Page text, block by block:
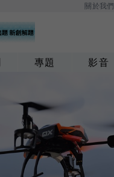
關於我們
專題 影音